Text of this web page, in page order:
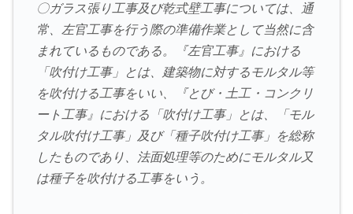
〇ガラス張り工事及び乾式壁工事については、通
常、左官工事を行う際の準備作業として当然に含
まれているものである。『左官工事』における
「吹付け工事」とは、建築物に対するモルタル等
を吹付ける工事をいい、『とび・土工・コンクリ
ート工事』における「吹付け工事」とは、「モル
タル吹付け工事」及び「種子吹付け工事」を総称
したものであり、法面処理等のためにモルタル又
は種子を吹付ける工事をいう。